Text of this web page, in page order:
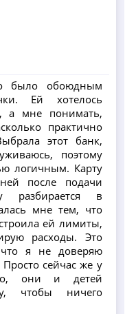
было обоюдным
Ей хотелось
а мне понимать,
практично
этот банк,
поэтому
логичным. Карту
после подачи
разбирается в
мне тем, что
ей лимиты,
расходы. Это
я не доверяю
сейчас же у
они и детей
чтобы ничего